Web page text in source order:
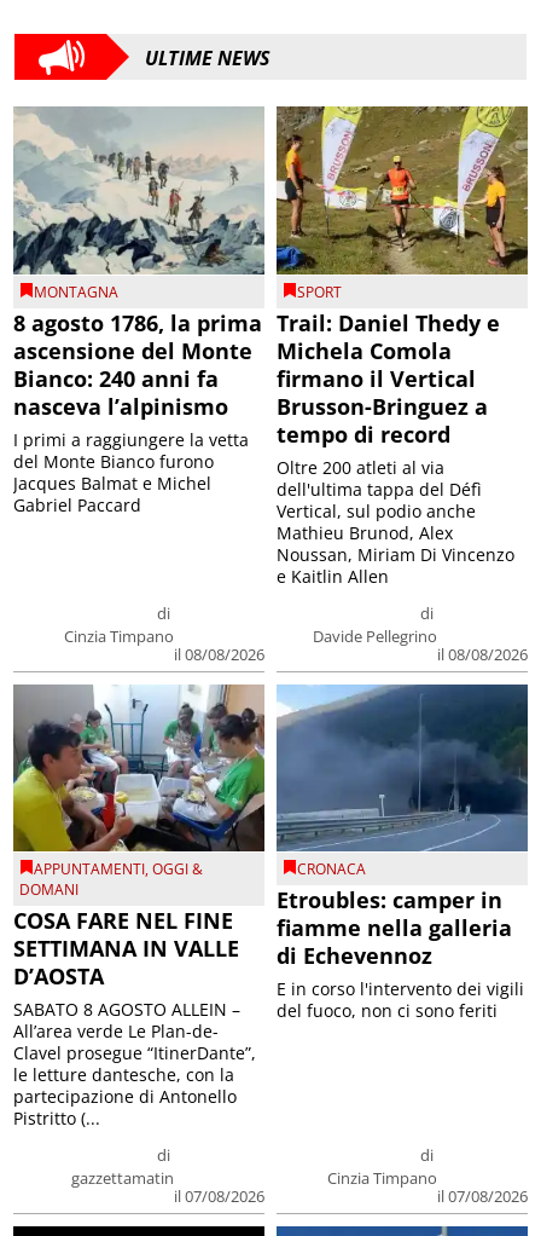
ULTIME NEWS
MONTAGNA
8 agosto 1786, la prima
ascensione del Monte
Bianco: 240 anni fa
nasceva l’alpinismo
di
Cinzia Timpano
il 08/08/2026
I primi a raggiungere la vetta
del Monte Bianco furono
Jacques Balmat e Michel
Gabriel Paccard
SPORT
Trail: Daniel Thedy e
Michela Comola
firmano il Vertical
Brusson-Bringuez a
tempo di record
di
Davide Pellegrino
il 08/08/2026
Oltre 200 atleti al via
dell'ultima tappa del Défì
Vertical, sul podio anche
Mathieu Brunod, Alex
Noussan, Miriam Di Vincenzo
e Kaitlin Allen
APPUNTAMENTI,OGGI &
DOMANI
COSA FARE NEL FINE
SETTIMANA IN VALLE
D’AOSTA
di
gazzettamatin
il 07/08/2026
SABATO 8 AGOSTO ALLEIN –
All’area verde Le Plan-de-
Clavel prosegue “ItinerDante”,
le letture dantesche, con la
partecipazione di Antonello
Pistritto (...
CRONACA
Etroubles: camper in
fiamme nella galleria
di Echevennoz
di
Cinzia Timpano
il 07/08/2026
E in corso l'intervento dei vigili
del fuoco, non ci sono feriti